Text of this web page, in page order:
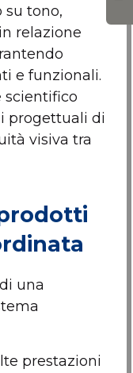
tono,
relazione
e funzionali.
scientifico
progettuali di
visiva tra
una
prestazioni